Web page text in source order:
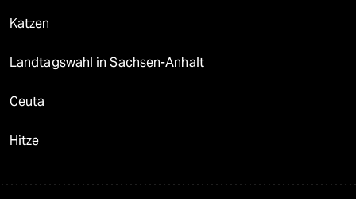
Katzen
Landtagswahl in Sachsen-Anhalt
Ceuta
Hitze